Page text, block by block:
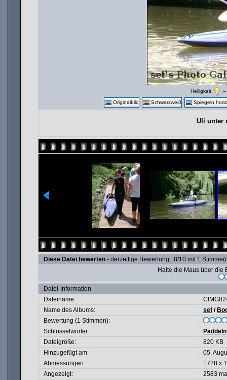
Helligkeit
–
Originalbild
Schwarzweiß Spiegeln
Uli unter
Diese Datei bewerten - derzeitige Bewertung : 8/10 mit 1
Halte die Maus über die
Datei-Information
Dateiname:
Name des Albums:
sef /
Bewertung (1 Stimmen):
Schlüsselwörter:
Dateigröße:
820 KB
Hinzugefügt am:
05.
Abmessungen:
1728 x
Angezeigt:
2583